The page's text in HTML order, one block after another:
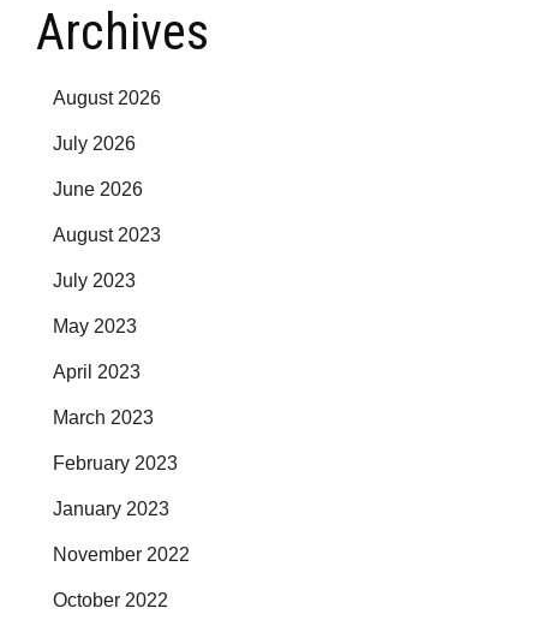
Archives
August 2026
July 2026
June 2026
August 2023
July 2023
May 2023
April 2023
March 2023
February 2023
January 2023
November 2022
October 2022